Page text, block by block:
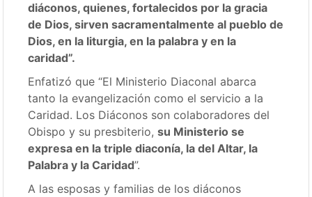
diáconos, quienes, fortalecidos por la gracia
de Dios, sirven sacramentalmente al pueblo de
Dios, en la liturgia, en la palabra y en la
caridad”.
Enfatizó que “El Ministerio Diaconal abarca
tanto la evangelización como el servicio a la
Caridad. Los Diáconos son colaboradores del
Obispo y su presbiterio,su Ministerio se
expresa en la triple diaconía, la del Altar, la
Palabra y la Caridad”.
A las esposas y familias de los diáconos